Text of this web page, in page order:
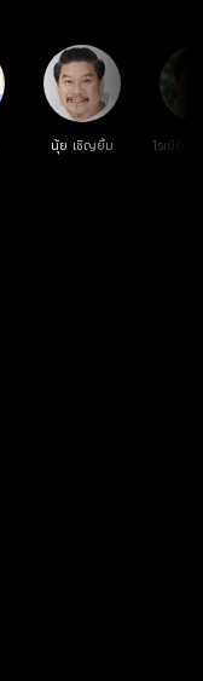
นุ้ย เชิญยิ้ม โรเบิร์ต